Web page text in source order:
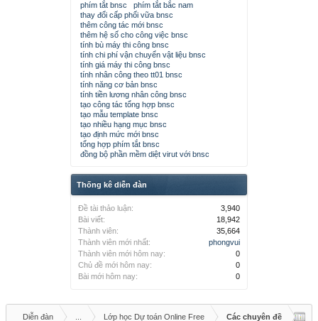
phím tắt bnsc
phím tắt bắc nam
thay đổi cấp phối vữa bnsc
thêm công tác mới bnsc
thêm hệ số cho công việc bnsc
tính bù máy thi công bnsc
tính chi phí vận chuyển vật liệu bnsc
tính giá máy thi công bnsc
tính nhân công theo tt01 bnsc
tính năng cơ bản bnsc
tính tiền lương nhân công bnsc
tạo công tác tổng hợp bnsc
tạo mẫu template bnsc
tạo nhiều hạng mục bnsc
tạo định mức mới bnsc
tổng hợp phím tắt bnsc
đồng bộ phần mềm diệt virut với bnsc
Thống kê diễn đàn
Đề tài thảo luận:
3,940
Bài viết:
18,942
Thành viên:
35,664
Thành viên mới nhất:
phongvui
Thành viên mới hôm nay:
0
Chủ đề mới hôm nay:
0
Bài mới hôm nay:
0
Diễn đàn Lớp học Dự toán Online Free Các chuyên đề